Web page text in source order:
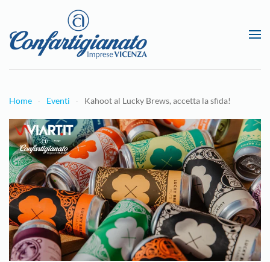
Passa al contenuto principale
Home Eventi Kahoot al Lucky Brews, accetta la sfida!